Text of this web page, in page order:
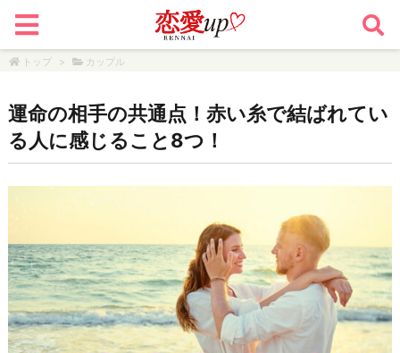
トップ > カップル
運命の相手の共通点！赤い糸で結ばれてい
る人に感じること8つ！